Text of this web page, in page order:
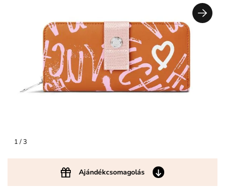
1/ 3
Ajándékcsomagolás